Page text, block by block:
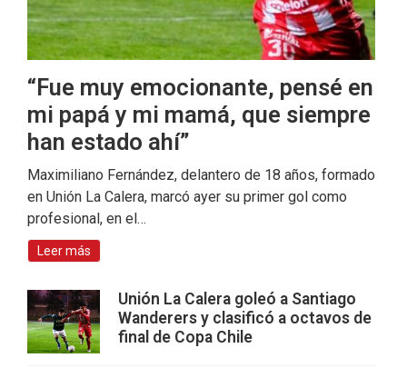
“Fue muy emocionante, pensé en
mi papá y mi mamá, que siempre
han estado ahí”
Maximiliano Fernández, delantero de 18 años, formado
en Unión La Calera, marcó ayer su primer gol como
profesional, en el…
Leer más
Unión La Calera goleó a Santiago
Wanderers y clasificó a octavos de
final de Copa Chile